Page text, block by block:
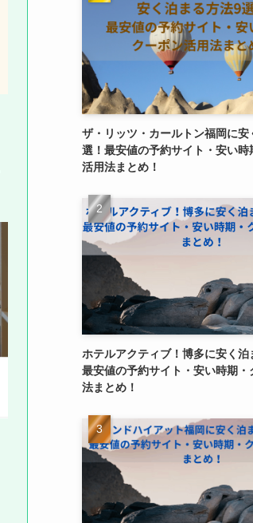
ザ・リッツ・カールトン福岡に安
選！最安値の予約サイト・安い時
活用法まとめ！
ホテルアクティブ！博多に安く泊
最安値の予約サイト・安い時期・
法まとめ！